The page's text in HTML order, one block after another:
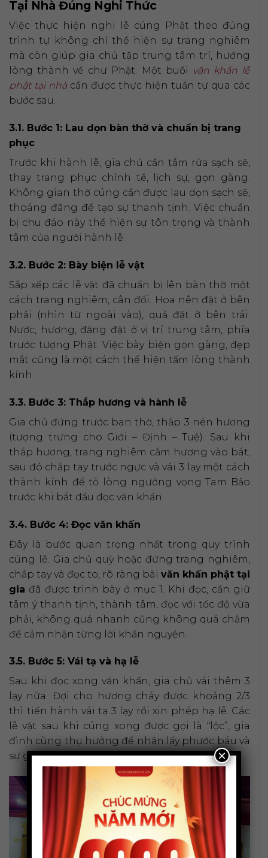
Tại Nhà Đúng Nghi Thức
Việc thực hiện nghi lễ cúng Phật theo đúng
trình tự không chỉ thể hiện sự trang nghiêm
mà còn giúp gia chủ tập trung tâm trí, hướng
lòng thành về chư Phật. Một buổi văn khấn lễ
phật tại nhà cần được thực hiện tuần tự qua các
bước sau.
3.1. Bước 1: Lau dọn bàn thờ và chuẩn bị trang
phục
Trước khi hành lễ, gia chủ cần tắm rửa sạch sẽ,
thay trang phục chỉnh tề, lịch sự, gọn gàng.
Không gian thờ cúng cần được lau dọn sạch sẽ,
thoáng đãng để tạo sự thanh tịnh. Việc chuẩn
bị chu đáo này thể hiện sự tôn trọng và thành
tâm của người hành lễ.
3.2. Bước 2: Bày biện lễ vật
Sắp xếp các lễ vật đã chuẩn bị lên bàn thờ một
cách trang nghiêm, cân đối. Hoa nên đặt ở bên
phải (nhìn từ ngoài vào), quả đặt ở bên trái.
Nước, hương, đăng đặt ở vị trí trung tâm, phía
trước tượng Phật. Việc bày biện gọn gàng, đẹp
mắt cũng là một cách thể hiện tấm lòng thành
kính.
3.3. Bước 3: Thắp hương và hành lễ
Gia chủ đứng trước ban thờ, thắp 3 nén hương
(tượng trưng cho Giới – Định – Tuệ). Sau khi
thắp hương, trang nghiêm cắm hương vào bát,
sau đó chắp tay trước ngực và vái 3 lạy một cách
thành kính để tỏ lòng ngưỡng vọng Tam Bảo
trước khi bắt đầu đọc văn khấn.
3.4. Bước 4: Đọc văn khấn
Đây là bước quan trọng nhất trong quy trình
cúng lễ. Gia chủ quỳ hoặc đứng trang nghiêm,
chắp tay và đọc to, rõ ràng bài văn khấn phật tại
gia đã được trình bày ở mục 1. Khi đọc, cần giữ
tâm ý thanh tịnh, thành tâm, đọc với tốc độ vừa
phải, không quá nhanh cũng không quá chậm
để cảm nhận từng lời khấn nguyện.
3.5. Bước 5: Vái tạ và hạ lễ
Sau khi đọc xong văn khấn, gia chủ vái thêm 3
lạy nữa. Đợi cho hương cháy được khoảng 2/3
thì tiến hành vái tạ 3 lạy rồi xin phép hạ lễ. Các
lễ vật sau khi cúng xong được gọi là “lộc”, gia
đình cùng thụ hưởng để nhận lấy phước báu và
sự gia trì từ chư Phật.
×